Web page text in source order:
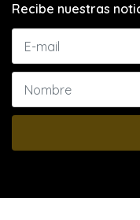
Recibe nuestras